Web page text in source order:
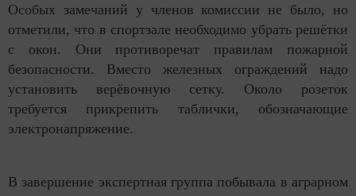
Особых замечаний у членов комиссии не было, но
отметили, что в спортзале необходимо убрать решётки
с окон. Они противоречат правилам пожарной
безопасности. Вместо железных ограждений надо
установить верёвочную сетку. Около розеток
требуется прикрепить таблички, обозначающие
электронапряжение.
В завершение экспертная группа побывала в аграрном